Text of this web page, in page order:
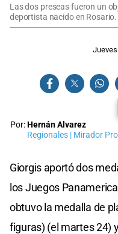
Las dos preseas fueron un
deportista nacido en Rosario.
Por:Hernán Alvarez
Regionales | Mirador
Giorgis aportó dos
los Juegos
obtuvo la medalla de
figuras) (el martes 24)